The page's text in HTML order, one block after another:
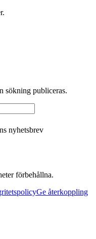
sökning publiceras.
nyhetsbrev
förbehållna.
Ge återkoppling